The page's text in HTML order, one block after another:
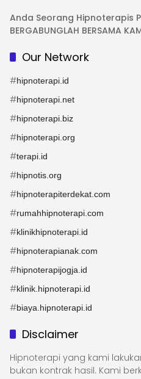
Anda Seorang Hipnoterapis
BERGABUNGLAH BERSAMA
Our Network
#hipnoterapi.id
#hipnoterapi.net
#hipnoterapi.biz
#hipnoterapi.org
#terapi.id
#hipnotis.org
#hipnoterapiterdekat.com
#rumahhipnoterapi.com
#klinikhipnoterapi.id
#hipnoterapianak.com
#hipnoterapijogja.id
#klinik.hipnoterapi.id
#biaya.hipnoterapi.id
Disclaimer
Hipnoterapi yang kami
bukan kontrak hasil. Kami